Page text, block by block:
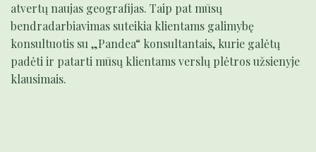
atvertų naujas geografijas. Taip pat mūsų
bendradarbiavimas suteikia klientams galimybę
konsultuotis su „Pandea“ konsultantais, kurie galėtų
padėti ir patarti mūsų klientams verslų plėtros užsienyje
klausimais.